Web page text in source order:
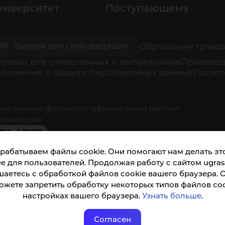
файлы cookie. Они помогают нам делать
для пользователей. Продолжая работу с сайтом
с обработкой файлов cookie вашего браузера.
запретить обработку некоторых типов файлов
настройках вашего браузера. Узнать больше.
Согласен
Поступающему
мнение формирует официальный рейтинг
доступна по QR-коду, а так же по прямой